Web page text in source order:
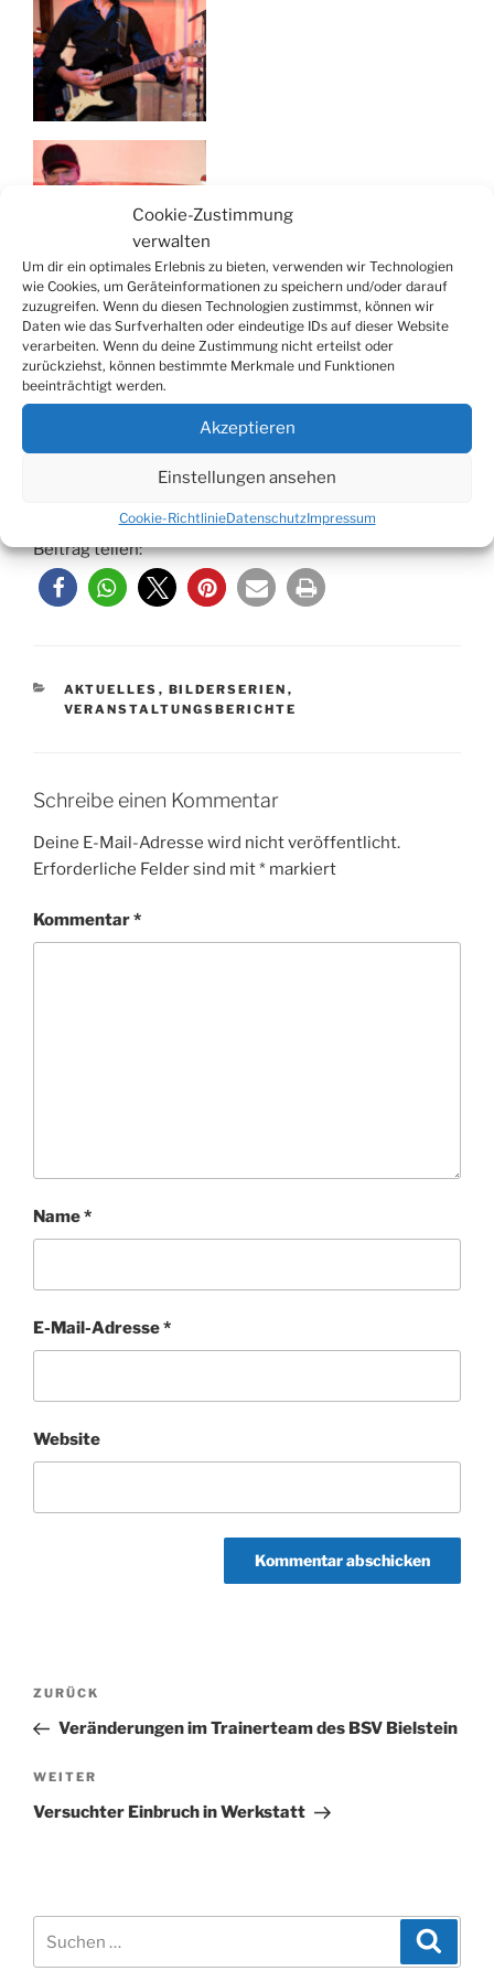
Cookie-Zustimmung
verwalten
Um dir ein optimales Erlebnis zu bieten, verwenden wir Technologien
wie Cookies, um Geräteinformationen zu speichern und/oder darauf
zuzugreifen. Wenn du diesen Technologien zustimmst, können wir
Daten wie das Surfverhalten oder eindeutige IDs auf dieser Website
verarbeiten. Wenn du deine Zustimmung nicht erteilst oder
zurückziehst, können bestimmte Merkmale und Funktionen
beeinträchtigt werden.
Akzeptieren
Einstellungen ansehen
Cookie-RichtlinieDatenschutzImpressum
Beitrag teilen:
KATEGORIEN
AKTUELLES , BILDERSERIEN ,
VERANSTALTUNGSBERICHTE
Schreibe einen Kommentar
Deine E-Mail-Adresse wird nicht veröffentlicht.
Erforderliche Felder sind mit* markiert
Kommentar*
Name*
E-Mail-Adresse*
Website
Beitragsnavigation
Vorheriger
Beitrag
ZURÜCK
Veränderungen im Trainerteam des BSV Bielstein
Nächster
Beitrag
WEITER
Versuchter Einbruch in Werkstatt